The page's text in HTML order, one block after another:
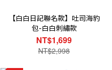
【白白日記聯名款】吐司海豹
包-白白刺繡款
NT$1,699
NT$2,998